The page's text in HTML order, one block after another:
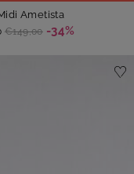
Ametista
€149,00 -34%